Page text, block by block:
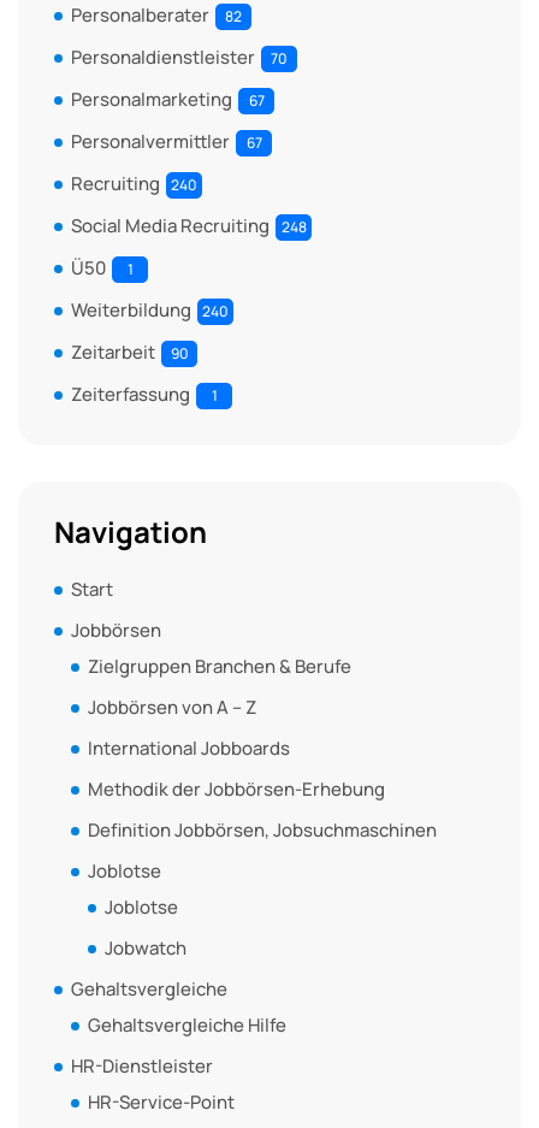
Personalberater 82
Personaldienstleister 70
Personalmarketing 67
Personalvermittler 67
Recruiting 240
Social Media Recruiting 248
Ü50 1
Weiterbildung 240
Zeitarbeit 90
Zeiterfassung 1
Navigation
Start
Jobbörsen
Zielgruppen Branchen & Berufe
Jobbörsen von A – Z
International Jobboards
Methodik der Jobbörsen-Erhebung
Definition Jobbörsen, Jobsuchmaschinen
Joblotse
Joblotse
Jobwatch
Gehaltsvergleiche
Gehaltsvergleiche Hilfe
HR-Dienstleister
HR-Service-Point